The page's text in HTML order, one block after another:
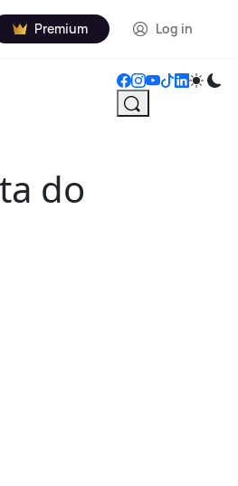
Premium Log in
do